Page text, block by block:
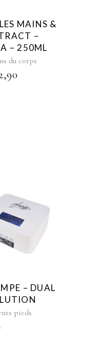
MAINS &
–
– 250ML
du corps
– DUAL
pieds